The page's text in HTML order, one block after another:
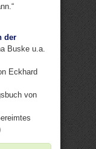
der
Buske u.a.
Eckhard
von